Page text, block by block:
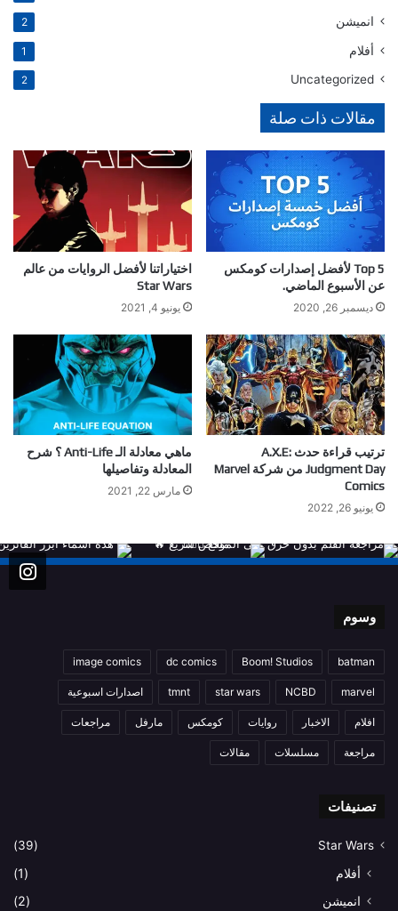
انميشن 2
أفلام 1
Uncategorized
2
مقالات ذات صلة
Top 5 لأفضل إصدارات كومكس
عن الأسبوع الماضي.
ديسمبر 26, 2020
اختياراتنا لأفضل الروايات من عالم
Star Wars
يونيو 4, 2021
ترتيب قراءة حدث A.X.E:
Judgment Day من شركة Marvel
Comics
يونيو 26, 2022
ماهي معادلة الـ Anti-Life ؟ شرح
المعادلة وتفاصيلها
مارس 22, 2021
وسوم
batman
Boom! Studios
dc comics
image comics
marvel
NCBD
star wars
tmnt اصدارات اسبوعية
افلام الاخبار روايات كومكس مارفل مراجعات
مراجعة مسلسلات مقالات
تصنيفات
Star Wars
(39)
أفلام
(1)
انميشن
(2)